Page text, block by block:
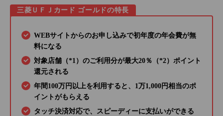
三菱ＵＦＪカード ゴールドの特長
WEBサイトからのお申し込みで初年度の年会費が無
料になる
対象店舗（*1）のご利用分が最大20％（*2）ポイント
還元される
年間100万円以上を利用すると、1万1,000円相当のポ
イントがもらえる
タッチ決済対応で、スピーディーに支払いができる